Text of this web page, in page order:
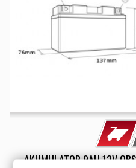
AKUMULATOR 9AH 12V